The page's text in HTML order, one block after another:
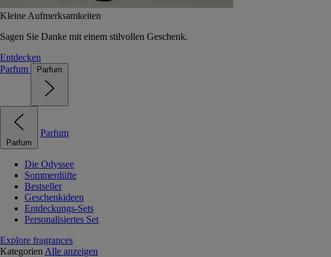
Kleine Aufmerksamkeiten
Sagen Sie Danke mit einem stilvollen Geschenk.
Entdecken
Parfum
Parfum
Parfum
Parfum
Die Odyssee
Sommerdüfte
Bestseller
Geschenkideen
Entdeckungs-Sets
Personalisiertes Set
Explore fragrances
Kategorien Alle anzeigen